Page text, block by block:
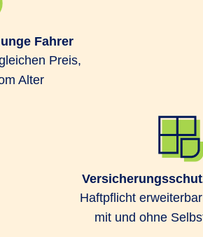
Fahrer
Preis,
Alter
Haftpflicht
mit und ohne